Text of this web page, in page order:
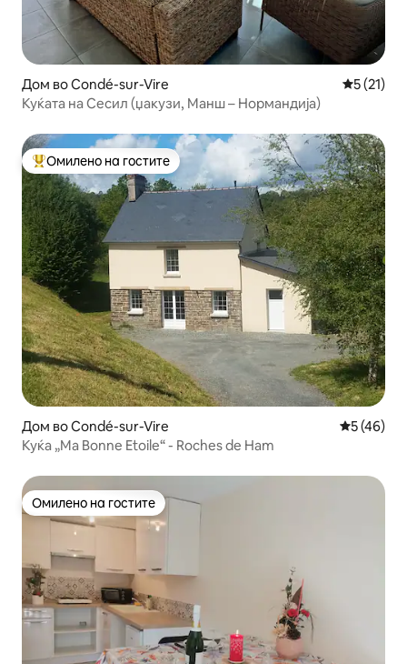
Дом во Condé-sur-Vire
5 (21)
Куќата на Сесил (џакузи, Манш – Нормандија)
Меѓу најуспешните „Омилени на гостите“
Омилено на гостите
Дом во Condé-sur-Vire Просечна
5 (46)
Куќа „Ma Bonne Etoile“ - Roches de Ham
Омилено на гостите
Омилено на гостите